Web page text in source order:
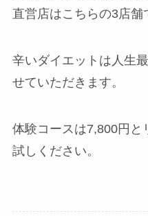
直営店はこちらの3店舗
辛いダイエットは人生
せていただきます。
体験コースは7,800円と
試しください。